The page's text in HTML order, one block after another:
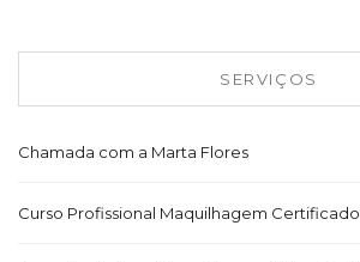
SERVIÇOS
Chamada com a Marta Flores
Curso Profissional Maquilhagem Certificado